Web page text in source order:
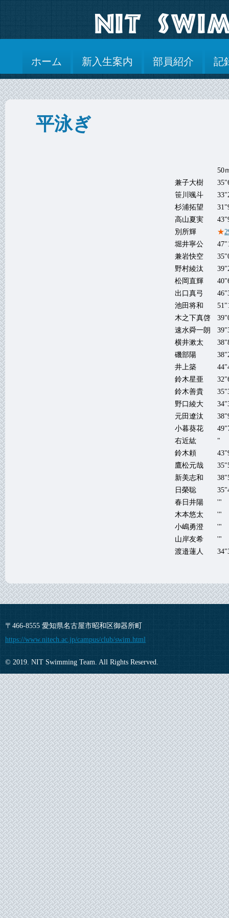
ホーム 新入生案内 部員紹介 記
平泳ぎ
50
兼子大樹
笹川颯斗
杉浦拓望
高山夏実
別所輝
★
堀井寧公
兼岩快空
野村綾汰
松岡直輝
出口真弓
池田将和
木之下真啓
速水舜一朗
横井漱太
磯部陽
井上築
鈴木星亜
鈴木善貴
野口綾大
元田遼汰
小暮葵花
右近紘
"
鈴木頼
鷹松元哉
新美志和
日榮聡
春日井陽
'"
木本悠太
'"
小嶋勇澄
'"
山岸友希
'"
渡邉蓮人
〒466-8555 愛知県名古屋市昭和区御器所町
https://www.nitech.ac.jp/campus/club/swim.html
© 2019. NIT Swimming Team. All Rights Reserved.